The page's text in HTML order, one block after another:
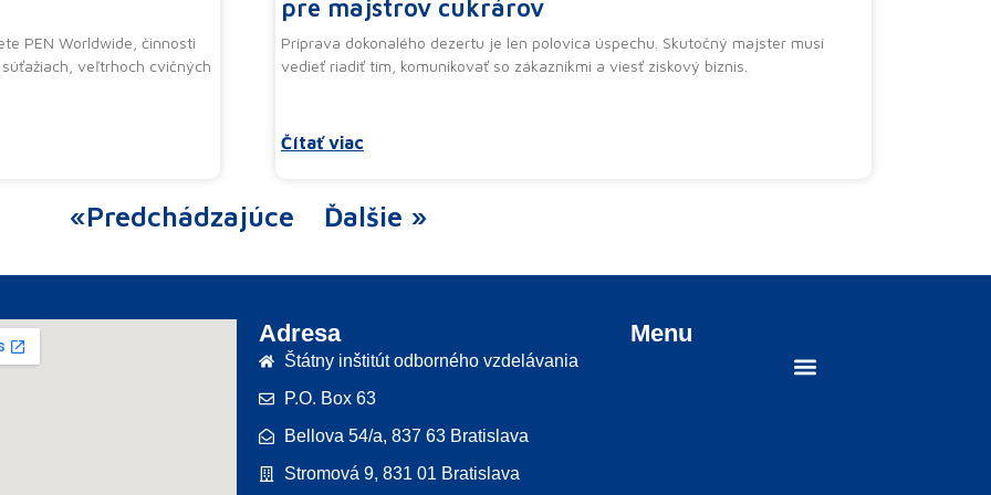
PEN Worldwide, činnosti
veľtrhoch cvičných
pre majstrov cukrárov
Príprava dokonalého dezertu je len polovica úspechu. Skutočný majster musí
vedieť riadiť tím, komunikovať so zákazníkmi a viesť ziskový biznis.
Čítať viac
«Predchádzajúce Ďalšie »
Adresa
Štátny inštitút odborného vzdelávania
P.O. Box 63
Bellova 54/a, 837 63 Bratislava
Stromová 9, 831 01 Bratislava
Menu